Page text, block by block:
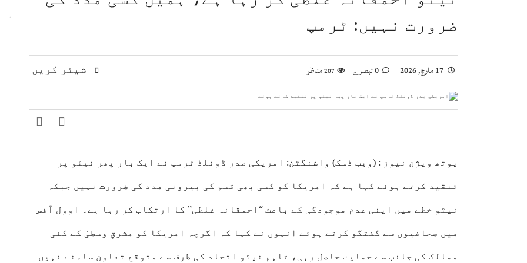
وزیراعظم شہباز شریف سے جاپان انٹرنیشنل کوآپریشن ایجنسی (JICA) کے 9 رکنی وفد کی ملاقات، تعاون بڑھانے پر تبادلہ خیال
ویانا میں یوم استحصال کشمیر کی تقریب، بھارتی اقدامات کے خلاف کشمیریوں سے اظہارِ یکجہتی
ضرورت نہیں: ٹرمپ
شیئر کریں 17 مارچ, 2026 207مناظر
یوتھ ویژن نیوز : (ویب ڈسک) واشنگٹن: امریکی صدر ڈونلڈ ٹرمپ نے ایک بار پھر نیٹو پر
تنقید کرتے ہوئے کہا ہے کہ امریکا کو کسی بھی قسم کی بیرونی مدد کی ضرورت نہیں جبکہ
نیٹو خطے میں اپنی عدم موجودگی کے باعث “احمقانہ غلطی” کا ارتکاب کر رہا ہے۔ اوول آفس
میں صحافیوں سے گفتگو کرتے ہوئے انہوں نے کہا کہ اگرچہ امریکا کو مشرقِ وسطیٰ کے کئی
ممالک کی جانب سے حمایت حاصل رہی، تاہم نیٹو اتحاد کی طرف سے متوقع تعاون سامنے نہیں